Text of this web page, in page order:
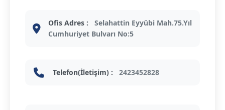
Ofis Adres :
Selahattin Eyyübi Mah.75.Yıl
Cumhuriyet Bulvarı No:5
Telefon(İletişim) : 2423452828